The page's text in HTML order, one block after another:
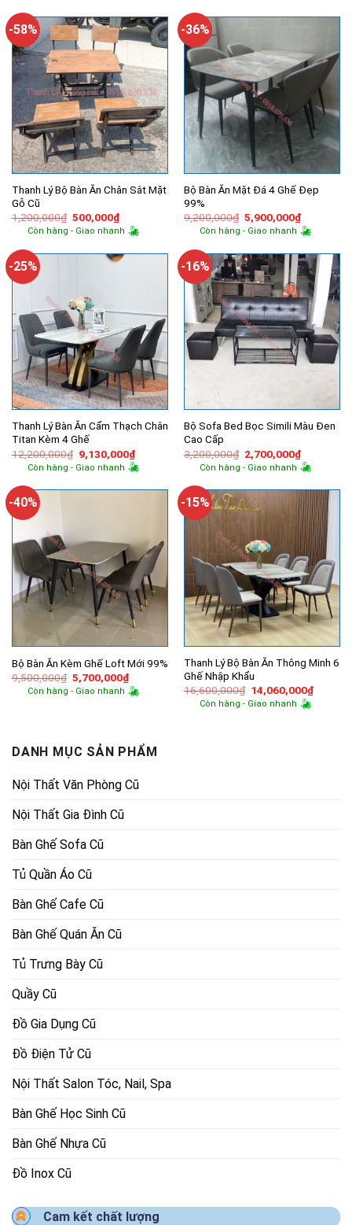
250,000₫.
-58%
Thanh Lý Bộ Bàn Ăn Chân Sắt Mặt
Gỗ Cũ
1,200,000₫ Giá
gốc
là:
500,000₫Giá
hiện
tại
500,000₫.
Còn hàng - Giao nhanh
-36%
Bộ Bàn Ăn Mặt Đá 4 Ghế Đẹp
99%
9,200,000₫ Giá
gốc
là:
5,900,000₫Giá
hiện
tại
Còn hàng - Giao nhanh
-25%
Thanh Lý Bàn Ăn Cẩm Thạch Chân
Titan Kèm 4 Ghế
12,200,000₫ Giá
gốc
là:
9,130,000₫Giá
hiện
tại
9,130,000₫.
Còn hàng - Giao nhanh
-16%
Bộ Sofa Bed Bọc Simili Màu Đen
Cao Cấp
3,200,000₫ Giá
gốc
là:
2,700,000₫Giá
hiện
tại
Còn hàng - Giao nhanh
-40%
Bộ Bàn Ăn Kèm Ghế Loft Mới 99%
9,500,000₫ Giá
gốc
là:
5,700,000₫Giá
hiện
tại
Còn hàng - Giao nhanh
-15%
Thanh Lý Bộ Bàn Ăn Thông Minh 6
Ghế Nhập Khẩu
16,600,000₫ Giá
gốc
là:
14,060,000₫Giá
hiện
Còn hàng - Giao nhanh
DANH MỤC SẢN PHẨM
Nội Thất Văn Phòng Cũ
Nội Thất Gia Đình Cũ
Bàn Ghế Sofa Cũ
Tủ Quần Áo Cũ
Bàn Ghế Cafe Cũ
Bàn Ghế Quán Ăn Cũ
Tủ Trưng Bày Cũ
Quầy Cũ
Đồ Gia Dụng Cũ
Đồ Điện Tử Cũ
Nội Thất Salon Tóc, Nail, Spa
Bàn Ghế Học Sinh Cũ
Bàn Ghế Nhựa Cũ
Đồ Inox Cũ
Cam kết chất lượng